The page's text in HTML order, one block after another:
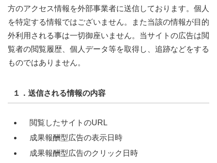
方のアクセス情報を外部事業者に送信しております。個人
を特定する情報ではございません。また当該の情報が目的
外利用される事は一切御座いません。当サイトの広告は閲
覧者の閲覧履歴、個人データ等を取得し、追跡などをする
ものではありません。
１．送信される情報の内容
閲覧したサイトのURL
成果報酬型広告の表示日時
成果報酬型広告のクリック日時